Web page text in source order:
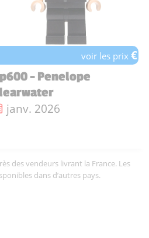
voir les prix€
- Penelope
Date de sortie :
janv. 2026
des vendeurs livrant la France. Les
dans d’autres pays.